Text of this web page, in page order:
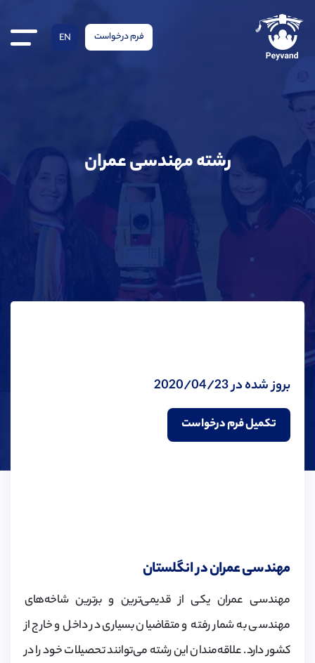
فرم درخواست EN
رشته مهندسی عمران
بروز شده در 2020/04/23
تکمیل فرم درخواست
مهندسی عمران در انگلستان
مهندسی عمران یکی از قدیمی‌ترین و برترین شاخه‌های
مهندسی به شمار رفته و متقاضیان بسیاری در داخل و خارج از
کشور دارد. علاقه‌مندان این رشته می‌توانند تحصیلات خود را در